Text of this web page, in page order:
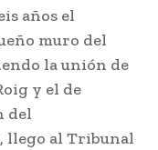
años el
muro del
la unión de
y el de
del
llego al Tribunal